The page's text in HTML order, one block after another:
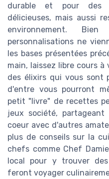
durable et pour des
délicieuses, mais aussi
environnement.
personnalisations ne
les bases présentées
main, laissez libre cours
des élixirs qui vous sont
d'entre vous pourront
petit "livre" de recettes
jeux société,
coeur avec d'autres
plus de conseils sur la
chefs comme Chef
local pour y trouver
feront voyager